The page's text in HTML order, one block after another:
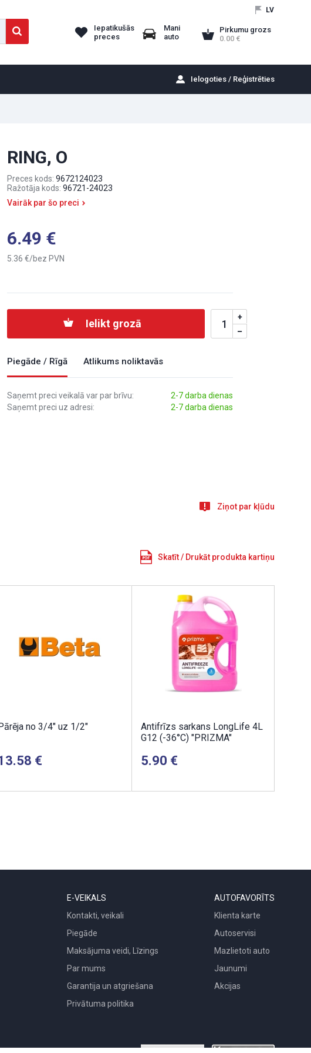
LV
Iepatikušās
preces
Mani
auto
Pirkumu grozs
0.00
Ielogoties / Reģistrēties
RING, O
Preces kods: 9672124023
Ražotāja kods: 96721-24023
Vairāk par šo preci
6.49
5.36 bez PVN
Ielikt grozā
Piegāde / Rīgā Atlikums noliktavās
Saņemt preci veikalā var par brīvu:
2-7 darba dienas
Saņemt preci uz adresi:
2-7 darba dienas
Ziņot par kļūdu
Skatīt / Drukāt produkta kartiņu
no 3/4" uz 1/2"
Antifrīzs sarkans LongLife 4L
G12 (-36°C) "PRIZMA"
5.90
E-VEIKALS
Kontakti, veikali
Piegāde
Maksājuma veidi, Līzings
Par mums
Garantija un atgriešana
Privātuma politika
AUTOFAVORĪTS
Klienta karte
Autoservisi
Mazlietoti auto
Jaunumi
Akcijas